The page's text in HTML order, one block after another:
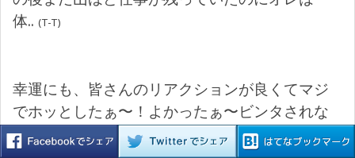
体.. (T-T)
幸運にも、皆さんのリアクションが良くてマジ
でホッとしたぁ〜！よかったぁ〜ビンタされな
くて〜！！ε-(´∀｀*)ﾎｯ